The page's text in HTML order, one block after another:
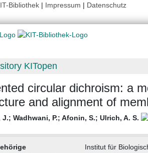
Bibliothek | Impressum | Datenschutz
KITopen
circular dichroism: a
and alignment of
J.; Wadhwani, P.; Afonin, S.; Ulrich, A. S.
Institut für